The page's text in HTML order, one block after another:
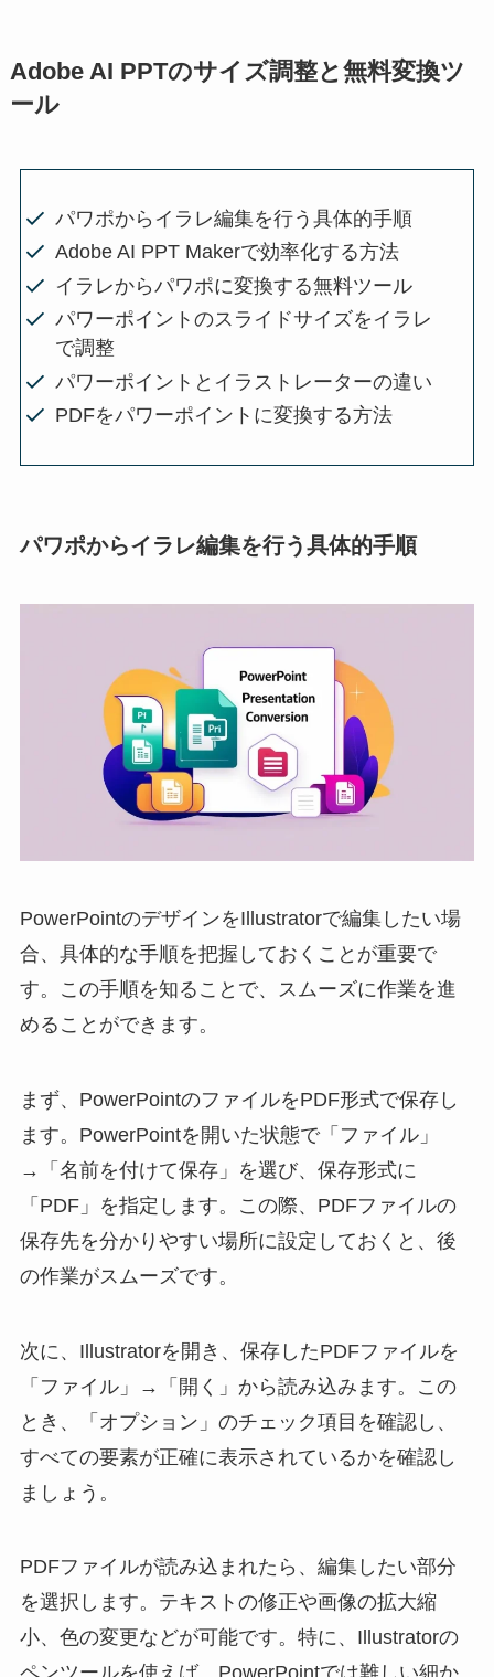
Adobe AI PPTのサイズ調整と無料変換ツ
ール
パワポからイラレ編集を行う具体的手順
Adobe AI PPT Makerで効率化する方法
イラレからパワポに変換する無料ツール
パワーポイントのスライドサイズをイラレ
で調整
パワーポイントとイラストレーターの違い
PDFをパワーポイントに変換する方法
パワポからイラレ編集を行う具体的手順
PowerPointのデザインをIllustratorで編集したい場
合、具体的な手順を把握しておくことが重要で
す。この手順を知ることで、スムーズに作業を進
めることができます。
まず、PowerPointのファイルをPDF形式で保存し
ます。PowerPointを開いた状態で「ファイル」
→「名前を付けて保存」を選び、保存形式に
「PDF」を指定します。この際、PDFファイルの
保存先を分かりやすい場所に設定しておくと、後
の作業がスムーズです。
次に、Illustratorを開き、保存したPDFファイルを
「ファイル」→「開く」から読み込みます。この
とき、「オプション」のチェック項目を確認し、
すべての要素が正確に表示されているかを確認し
ましょう。
PDFファイルが読み込まれたら、編集したい部分
を選択します。テキストの修正や画像の拡大縮
小、色の変更などが可能です。特に、Illustratorの